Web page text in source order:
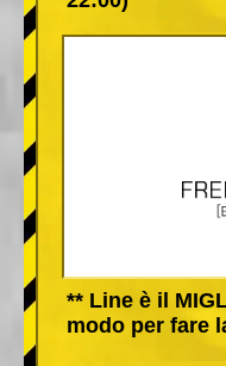
** Line è il
modo per fare